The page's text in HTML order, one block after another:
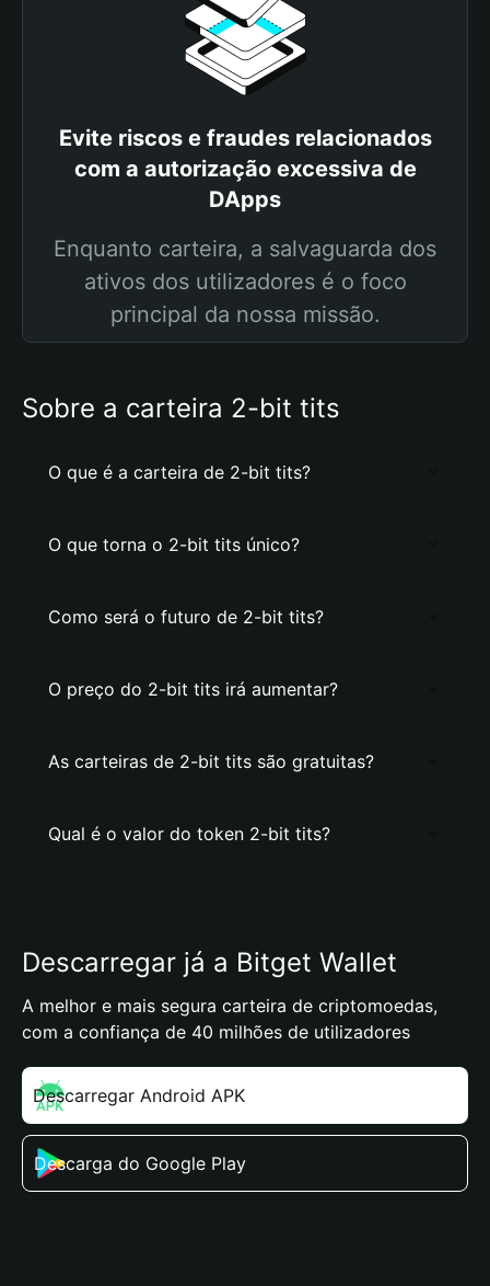
Evite riscos e fraudes relacionados
com a autorização excessiva de
DApps
Enquanto carteira, a salvaguarda dos
ativos dos utilizadores é o foco
principal da nossa missão.
Sobre a carteira 2-bit tits
O que é a carteira de 2-bit tits?
O que torna o 2-bit tits único?
Como será o futuro de 2-bit tits?
O preço do 2-bit tits irá aumentar?
As carteiras de 2-bit tits são gratuitas?
Qual é o valor do token 2-bit tits?
Descarregar já a Bitget Wallet
A melhor e mais segura carteira de criptomoedas,
com a confiança de 40 milhões de utilizadores
Descarregar Android APK
Descarga do Google Play